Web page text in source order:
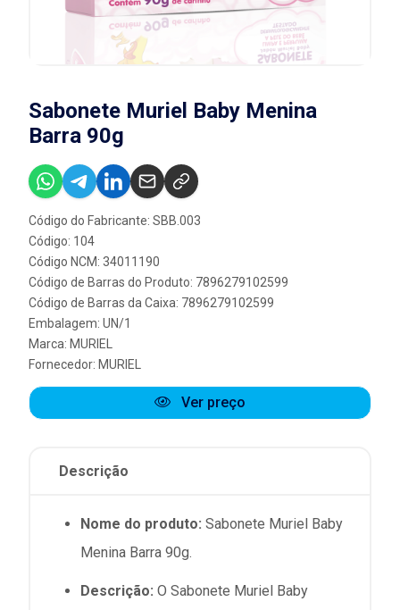
Sabonete Muriel Baby Menina
Barra 90g
Código do Fabricante: SBB.003
Código: 104
Código NCM: 34011190
Código de Barras do Produto: 7896279102599
Código de Barras da Caixa: 7896279102599
Embalagem: UN/1
Marca: MURIEL
Fornecedor: MURIEL
Ver preço
Descrição
Nome do produto: Sabonete Muriel Baby
Menina Barra 90g.
Descrição: O Sabonete Muriel Baby